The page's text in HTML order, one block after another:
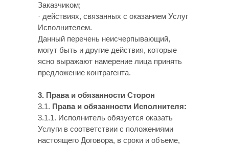
Заказчиком;
· действиях, связанных с оказанием Услуг
Исполнителем.
Данный перечень неисчерпывающий,
могут быть и другие действия, которые
ясно выражают намерение лица принять
предложение контрагента.
3. Права и обязанности Сторон
3.1. Права и обязанности Исполнителя:
3.1.1. Исполнитель обязуется оказать
Услуги в соответствии с положениями
настоящего Договора, в сроки и объеме,